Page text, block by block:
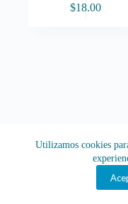
Utilizamos cookies
$18.00